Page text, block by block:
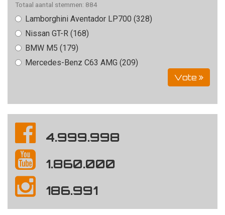
Totaal aantal stemmen: 884
Lamborghini Aventador LP700 (328)
Nissan GT-R (168)
BMW M5 (179)
Mercedes-Benz C63 AMG (209)
Vote
4.999.998
1.860.000
186.991